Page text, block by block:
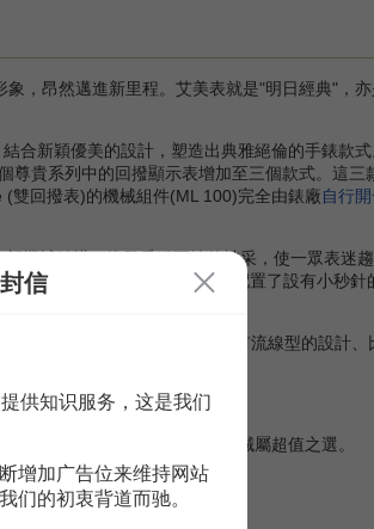
，昂然邁進新里程。艾美表就是"明日經典"，
新穎優美的設計，塑造出典雅絕倫的手錶款
貴系列中的回撥顯示表增加至三個款式。這三
雙回撥表)的機械組件(ML 100)完全由錶廠自行
械結構，煥發千錘百煉的神采，使一眾表迷趨
。新的"奔濤系列"腕表並配置了設有小秒針
美動人的魅力。這款腕表具有流線型的設計、
著迷，超凡價值，與日俱增。
錶眾多優點而售價極吸引，誠屬超值之選。
顯風儀出眾。
信
供知识服务，这是我们
增加广告位来维持网站
们的初衷背道而驰。